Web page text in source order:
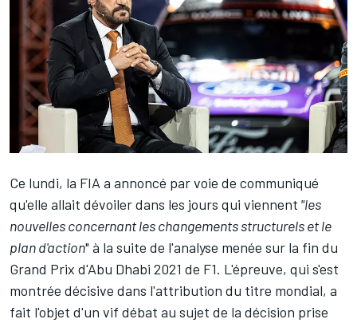
Ce lundi, la FIA a annoncé par voie de communiqué
qu'elle allait dévoiler dans les jours qui viennent "les
nouvelles concernant les changements structurels et le
plan d'action" à la suite de l'analyse menée sur la fin du
Grand Prix d'Abu Dhabi 2021 de F1. L'épreuve, qui s'est
montrée décisive dans l'attribution du titre mondial, a
fait l'objet d'un vif débat au sujet de la décision prise